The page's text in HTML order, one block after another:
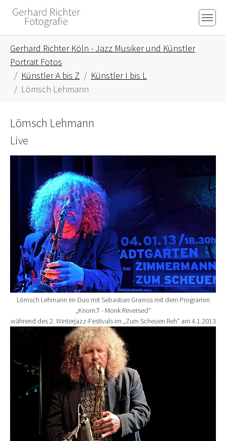
Skip to main content
Skip to page footer
Gerhard Richter Köln - Jazz Musiker und Künstler
Portrait Fotos
Künstler A bis Z
Künstler I bis L
Lömsch Lehmann
Lömsch Lehmann
Live
Show larger version for:
Lömsch Lehmann im Duo mit Sebastian Gramss mit dem Programm
„Knom.T - Monk Reversed“
während des 2. Winterjazz-Festivals im „Zum Scheuen Reh“ am 4.1.2013
Show larger version for: